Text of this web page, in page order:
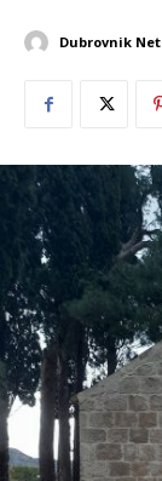
Dubrovnik Net